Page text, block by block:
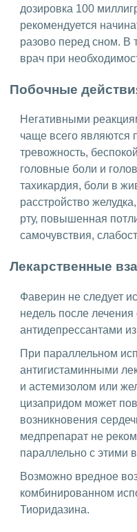
дозировка 100
рекомендуется
разово перед сном. В
врач при
Побочные
Негативными
чаще всего являются
тревожность,
головные боли и
тахикардия, боли в
расстройство
рту, повышенная
самочувствия,
Лекарственные
Фаверин не следует
недель после лечения
антидепрессантами
При параллельном
антигистаминными
и астемизолом или
цизапридом может
возникновения
медпрепарат не
параллельно с этими
Возможно вредное
комбинированном
Тиоридазина.